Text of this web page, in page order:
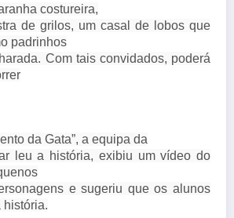
costureira,
de grilos, um casal de lobos que
padrinhos
Com tais convidados, poderá
da Gata”, a equipa da
leu a história, exibiu um vídeo do
e sugeriu que os alunos
história.